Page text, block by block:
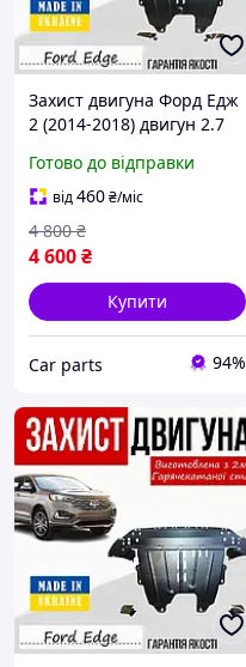
Захист двигуна Форд Едж
2 (2014-2018) двигун 2.7
Закриває Радіатор, КПП и
ДВС піддон картера.
Матеріал - 2
Готово до відправки
від460₴/міс
4 600₴
4 800 ₴
Купити
Сar parts 94%